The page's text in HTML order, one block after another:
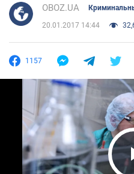
OBOZ.UA
20.01.2017 14:44
1157